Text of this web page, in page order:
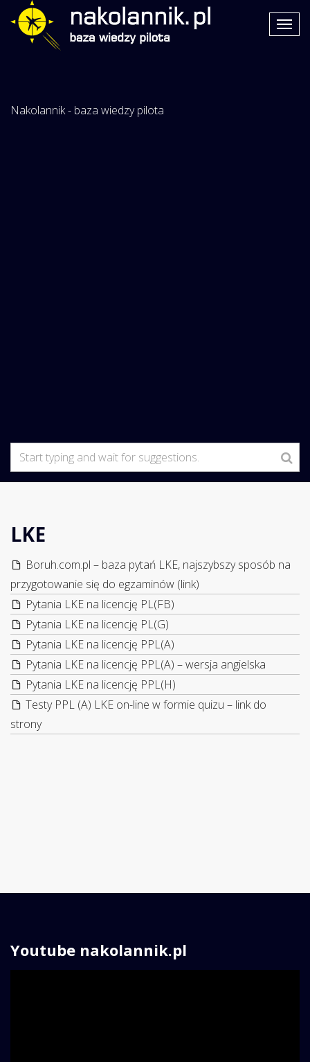
Nakolannik - baza wiedzy pilota
LKE
Boruh.com.pl – baza pytań LKE, najszybszy sposób na
przygotowanie się do egzaminów (link)
Pytania LKE na licencję PL(FB)
Pytania LKE na licencję PL(G)
Pytania LKE na licencję PPL(A)
Pytania LKE na licencję PPL(A) – wersja angielska
Pytania LKE na licencję PPL(H)
Testy PPL (A) LKE on-line w formie quizu – link do
strony
Youtube nakolannik.pl